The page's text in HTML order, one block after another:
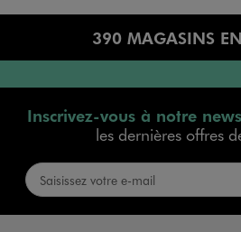
390 MAGASINS
Inscrivez-vous à notre
les dernières offres